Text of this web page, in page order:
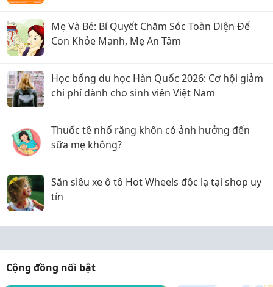
Mẹ Và Bé: Bí Quyết Chăm Sóc Toàn Diện Để
Con Khỏe Mạnh, Mẹ An Tâm
Học bổng du học Hàn Quốc 2026: Cơ hội giảm
chi phí dành cho sinh viên Việt Nam
Thuốc tê nhổ răng khôn có ảnh hưởng đến
sữa mẹ không?
Săn siêu xe ô tô Hot Wheels độc lạ tại shop uy
tín
Cộng đồng nổi bật